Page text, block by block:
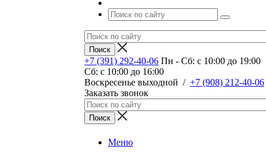
+7 (391) 292-40-06 Пн - Сб: c 10:00 до 19:00
Сб: c 10:00 до 16:00
​Воскресенье выходной / +7 (908) 212-40-06
Заказать звонок
Меню